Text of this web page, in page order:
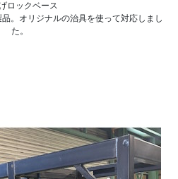
ロックベース
。オリジナルの治具を使って対応しまし
た。